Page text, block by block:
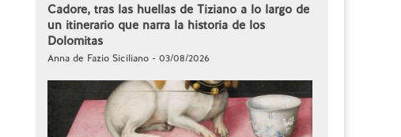
Cadore, tras las huellas de Tiziano a lo largo de
un itinerario que narra la historia de los
Dolomitas
Anna de Fazio Siciliano - 03/08/2026